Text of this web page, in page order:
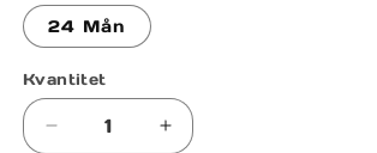
24 Mån
Kvantitet
Minska
Öka